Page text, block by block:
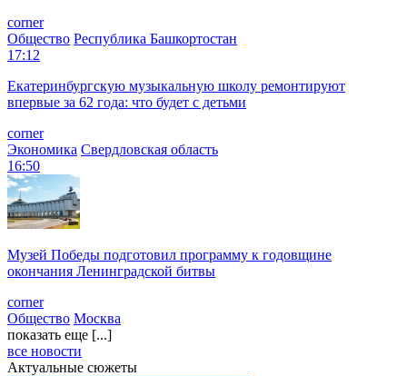
corner
Общество Республика Башкортостан
17:12
Екатеринбургскую музыкальную школу ремонтируют
впервые за 62 года: что будет с детьми
corner
Экономика Свердловская область
16:50
Музей Победы подготовил программу к годовщине
окончания Ленинградской битвы
corner
Общество Москва
показать еще [...]
все новости
Актуальные сюжеты